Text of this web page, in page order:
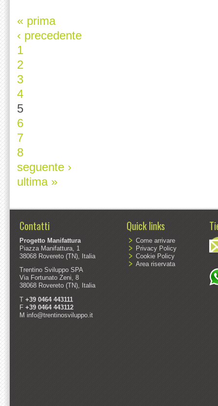
« prima
‹ precedente
1
2
3
4
5
6
7
8
seguente ›
ultima »
Quick links
Come arrivare
Privacy Policy
Cookie Policy
Area riservata
Contatti
Progetto Manifattura
Piazza Manifattura, 1
38068 Rovereto (TN), Italia
Trentino Sviluppo SPA
Via Fortunato Zeni, 8
38068 Rovereto (TN), Italia
T +39 0464 443111
F +39 0464 443112
M info@trentinosviluppo.it